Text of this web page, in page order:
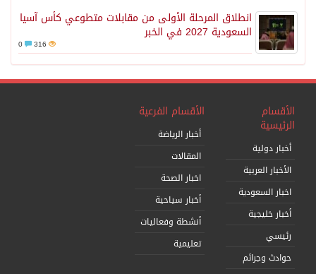
انطلاق المرحلة الأولى من مقابلات متطوعي كأس آسيا
السعودية 2027 في الخبر
316
الأقسام
الرئيسية
أخبار دولية
الأخبار العربية
اخبار السعودية
أخبار خليجية
رئيسي
حوادث وجرائم
الأقسام الفرعية
أخبار الرياضة
المقالات
اخبار الصحة
أخبار سياحية
أنشطة وفعاليات
تعليمية